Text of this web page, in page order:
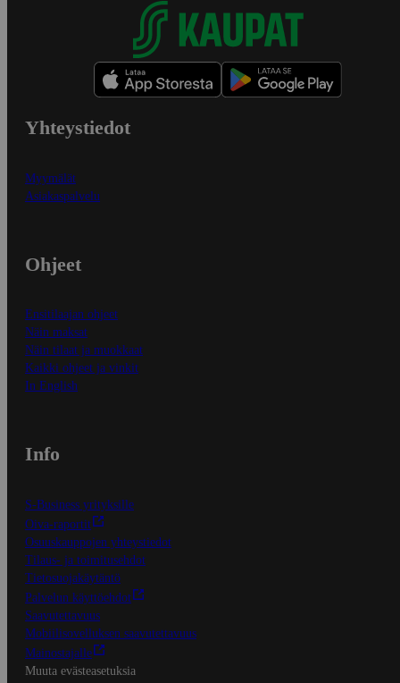
Yhteystiedot
Myymälät
Asiakaspalvelu
Ohjeet
Ensitilaajan ohjeet
Näin maksat
Näin tilaat ja muokkaat
Kaikki ohjeet ja vinkit
In English
Info
S-Business yrityksille
Oiva-raportit
Osuuskauppojen yhteystiedot
Tilaus- ja toimitusehdot
Tietosuojakäytäntö
Palvelun käyttöehdot
Saavutettavuus
Mobiilisovelluksen saavutettavuus
Mainostajalle
Muuta evästeasetuksia